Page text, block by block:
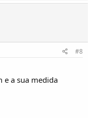
#8
e a sua medida